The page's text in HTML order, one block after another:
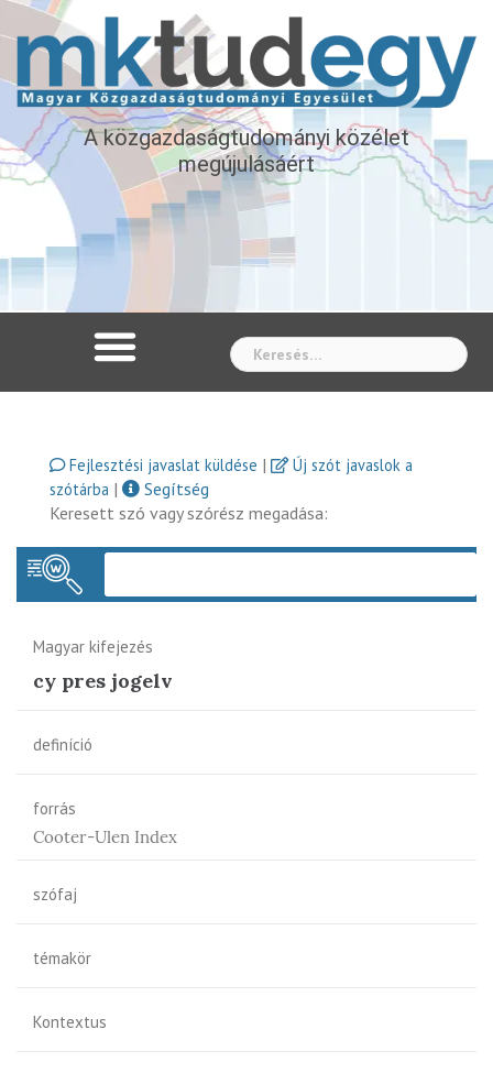
A közgazdaságtudományi közélet
megújulásáért
Fejlesztési javaslat küldése |
Új szót javaslok a
szótárba |
Segítség
Keresett szó vagy szórész megadása:
Magyar kifejezés
cy pres jogelv
definíció
forrás
Cooter-Ulen Index
szófaj
témakör
Kontextus